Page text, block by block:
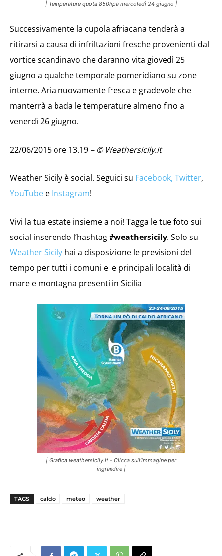
| Temperature quota 850hpa mercoledì 24 giugno |
Successivamente la cupola afriacana tenderà a
ritirarsi a causa di infriltazioni fresche provenienti dal
vortice scandinavo che daranno vita giovedì 25
giugno a qualche temporale pomeridiano su zone
interne. Aria nuovamente fresca e gradevole che
manterrà a bada le temperature almeno fino a
venerdì 26 giugno.
22/06/2015 ore 13.19 – © Weathersicily.it
Weather Sicily è social. Seguici su Facebook, Twitter,
YouTube e Instagram!
Vivi la tua estate insieme a noi! Tagga le tue foto sui
social inserendo l’hashtag#weathersicily. Solo su
Weather Sicily hai a disposizione le previsioni del
tempo per tutti i comuni e le principali località di
mare e montagna presenti in Sicilia
| Grafica weathersicily.it – Clicca sull’immagine per
ingrandire |
TAGS caldo meteo weather